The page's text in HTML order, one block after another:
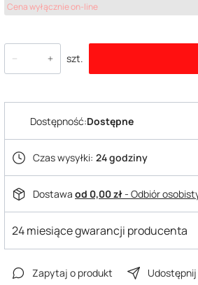
Cena wyłącznie on-line
szt.
Dostępność:Dostępne
Czas wysyłki: 24 godziny
Dostawa od 0,00 zł- Odbiór
24 miesiące gwarancji producenta
Zapytaj o produkt Udostępnij